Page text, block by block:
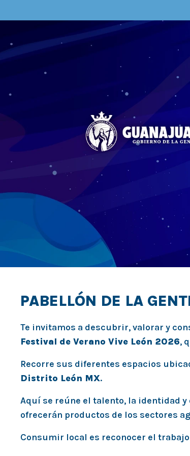
PABELLÓN DE LA
Te invitamos a descubrir, valorar y
Festival de Verano Vive León 2026,
Recorre sus diferentes espacios
Distrito León MX.
Aquí se reúne el talento, la identidad
ofrecerán productos de los sectores
Consumir local es reconocer el